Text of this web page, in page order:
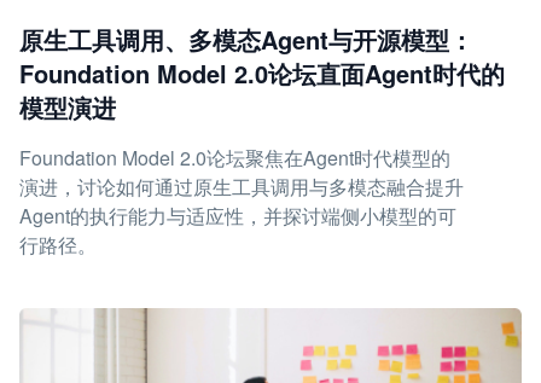
原生工具调用、多模态Agent与开源模型：
Foundation Model 2.0论坛直面Agent时代的
模型演进
Foundation Model 2.0论坛聚焦在Agent时代模型的
演进，讨论如何通过原生工具调用与多模态融合提升
Agent的执行能力与适应性，并探讨端侧小模型的可
行路径。